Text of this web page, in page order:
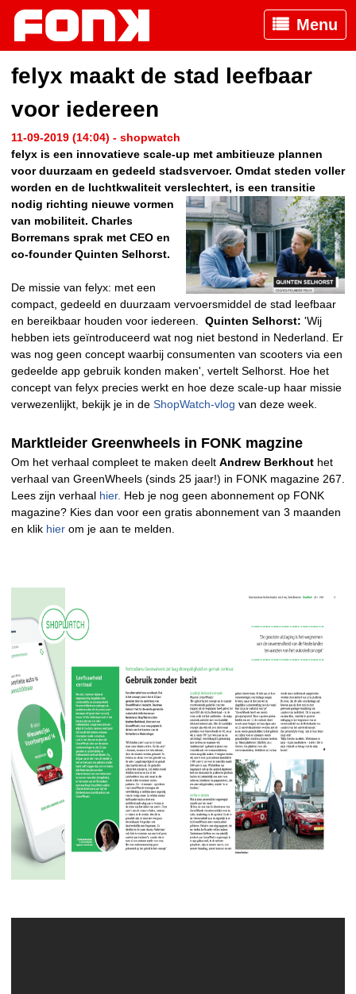
Menu
felyx maakt de stad leefbaar
voor iedereen
11-09-2019 (14:04) - shopwatch
felyx is een innovatieve scale-up met ambitieuze plannen
voor duurzaam en gedeeld stadsvervoer. Omdat steden voller
worden en de luchtkwaliteit verslechtert, is een transitie
nodig richting nieuwe vormen
van mobiliteit. Charles
Borremans sprak met CEO en
co-founder Quinten Selhorst.
De missie van felyx: met een
compact, gedeeld en duurzaam vervoersmiddel de stad leefbaar
en bereikbaar houden voor iedereen. Quinten Selhorst: 'Wij
hebben iets geïntroduceerd wat nog niet bestond in Nederland. Er
was nog geen concept waarbij consumenten van scooters via een
gedeelde app gebruik konden maken', vertelt Selhorst. Hoe het
concept van felyx precies werkt en hoe deze scale-up haar missie
verwezenlijkt, bekijk je in de ShopWatch-vlog van deze week.
Marktleider Greenwheels in FONK magzine
Om het verhaal compleet te maken deelt Andrew Berkhout het
verhaal van GreenWheels (sinds 25 jaar!) in FONK magazine 267.
Lees zijn verhaal hier. Heb je nog geen abonnement op FONK
magazine? Kies dan voor een gratis abonnement van 3 maanden
en klik hier om je aan te melden.